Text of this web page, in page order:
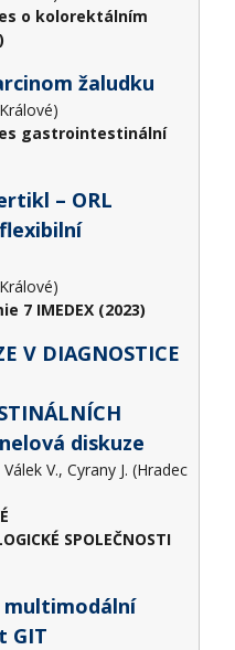
o kolorektálním
žaludku
gastrointestinální
– ORL
7 IMEDEX (2023)
V DIAGNOSTICE
diskuze
V., Cyrany J. (Hradec
SPOLEČNOSTI
multimodální
GIT